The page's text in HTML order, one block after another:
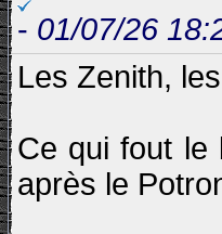
- 01/07/26
Les Zenith,
Ce qui fout le
après le